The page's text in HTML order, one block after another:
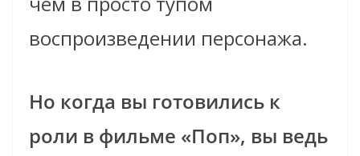
воспроизведении персонажа.
Но когда вы готовились к
роли в фильме «Поп», вы ведь